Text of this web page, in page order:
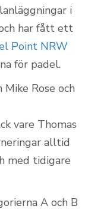
i
har fått ett
Point NRW
för padel.
Rose och
vare Thomas
alltid
med tidigare
A och B